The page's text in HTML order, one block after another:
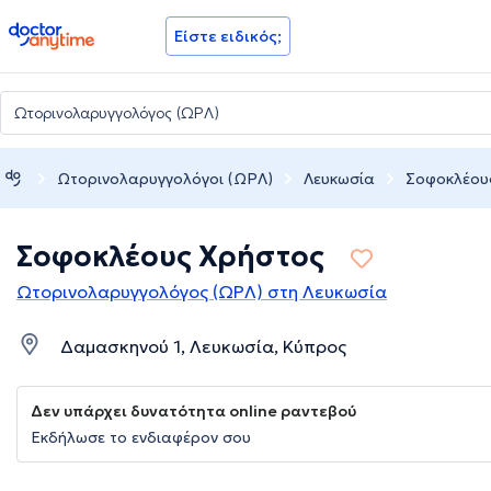
doctoranytime Είστε ειδικός;
Ωτορινολαρυγγολόγοι (ΩΡΛ) Λευκωσία
Σοφοκλέους Χρήστος
Ωτορινολαρυγγολόγος (ΩΡΛ) στη Λευκωσία
Δαμασκηνού 1, Λευκωσία, Κύπρος
Δεν υπάρχει δυνατότητα online ραντεβού
Εκδήλωσε το ενδιαφέρον σου